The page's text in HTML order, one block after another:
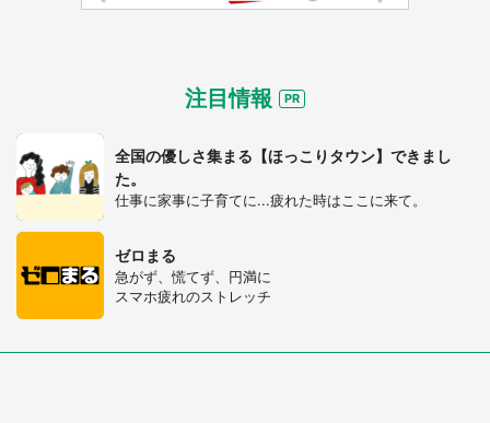
注目情報
全国の優しさ集まる【ほっこりタウン】できまし
た。
仕事に家事に子育てに...疲れた時はここに来て。
ゼロまる
急がず、慌てず、円満に
スマホ疲れのストレッチ